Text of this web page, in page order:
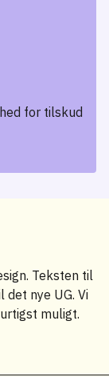
for tilskud
Teksten til
nye UG. Vi
muligt.